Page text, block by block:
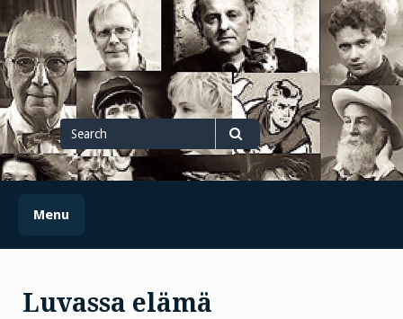
Skip
to
content
Search
for
Search
Menu
Luvassa elämä